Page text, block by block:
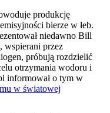
produkcję
bierze w łeb.
niedawno Bill
wspierani przez
próbują rozdzielić
otrzymania wodoru i
informował o tym w
w światowej